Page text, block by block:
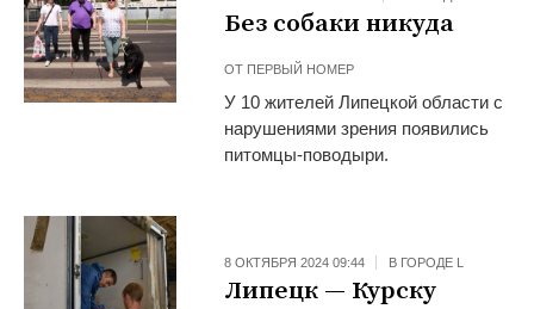
Без собаки никуда
ОТ ПЕРВЫЙ НОМЕР
У 10 жителей Липецкой области с
нарушениями зрения появились
питомцы-поводыри.
8 ОКТЯБРЯ 2024 09:44 В ГОРОДЕ L
Липецк — Курску